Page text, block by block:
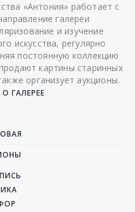
«Антония» работает с
галереи
и изучение
искусства, регулярно
постоянную коллекцию
картины старинных
организует аукционы.
ГАЛЕРЕЕ